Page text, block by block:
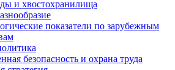
и хвостохранилища
показатели по зарубежным
безопасность и охрана труда